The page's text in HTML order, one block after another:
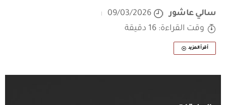
سالي عاشور
09/03/2026
وقت القراءة: 16 دقيقة
أقرأ المزيد